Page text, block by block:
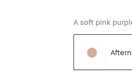
A soft pink